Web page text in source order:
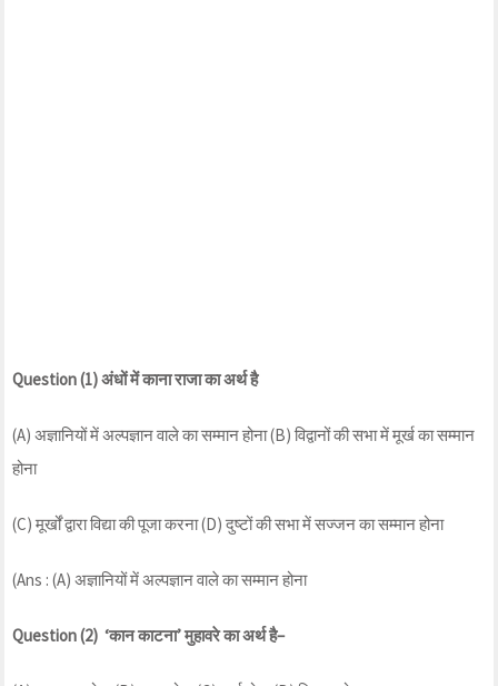
Question (1) अंधों में काना राजा का अर्थ है
(A) अज्ञानियों में अल्पज्ञान वाले का सम्मान होना (B) विद्वानों की सभा में मूर्ख का सम्मान
होना
(C) मूर्खों द्वारा विद्या की पूजा करना (D) दुष्टों की सभा में सज्जन का सम्मान होना
(Ans : (A) अज्ञानियों में अल्पज्ञान वाले का सम्मान होना
Question (2) ‘कान काटना’ मुहावरे का अर्थ है–